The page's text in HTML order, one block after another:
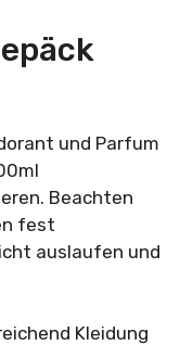
und Parfum
Beachten
fest
auslaufen und
Kleidung